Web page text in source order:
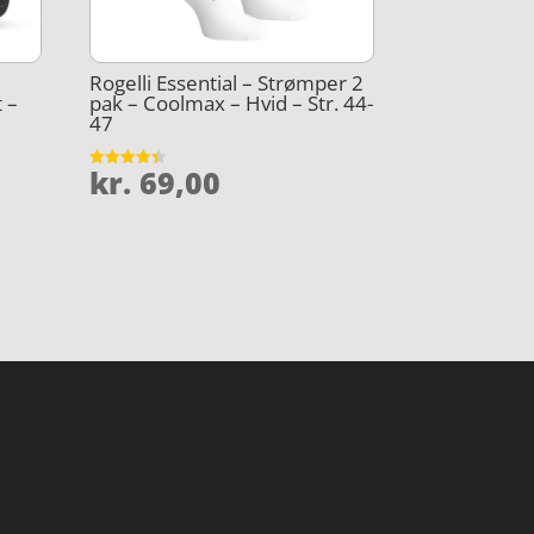
–
Rogelli Essential – Strømper 2
pak – Coolmax – Hvid – Str. 44-
47
Vurderet
4.4
kr. 69,00